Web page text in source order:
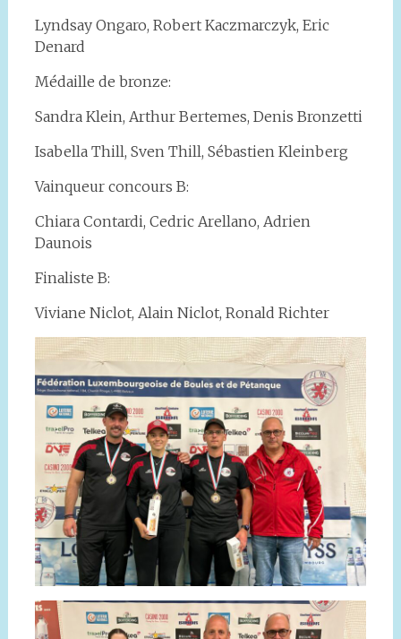
Lyndsay Ongaro, Robert Kaczmarczyk, Eric
Denard
Médaille de bronze:
Sandra Klein, Arthur Bertemes, Denis Bronzetti
Isabella Thill, Sven Thill, Sébastien Kleinberg
Vainqueur concours B:
Chiara Contardi, Cedric Arellano, Adrien
Daunois
Finaliste B:
Viviane Niclot, Alain Niclot, Ronald Richter